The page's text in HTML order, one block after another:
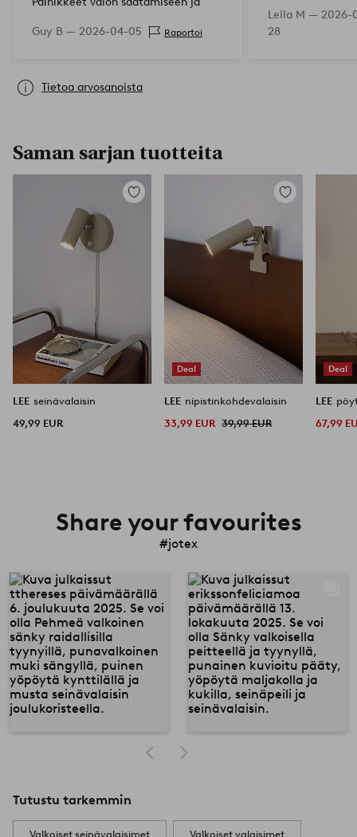
kulmata. Lisäksi lampunvarjostin,
Guy B — 2026-04-05 Raportoi
Leila M — 2026-
28
Tietoa arvosanoista
Saman sarjan tuotteita
Lisää
LEE seinävalaisin
49,99 EUR
Deal
Lisää
LEE nipistinkohdevalaisin
33,99 EUR 39,99 EUR
Deal
LEE
67,99
Share your favourites
#jotex
Tutustu tarkemmin
Valkoiset seinävalaisimet Valkoiset valaisimet